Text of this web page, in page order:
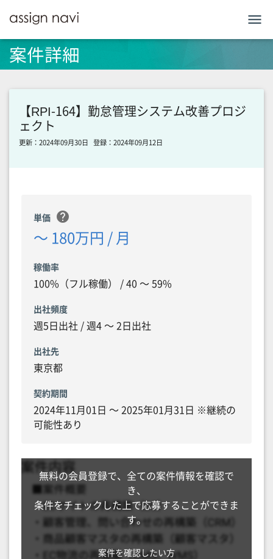
menu
案件詳細
【RPI-164】勤怠管理システム改善プロジ
ェクト
更新：2024年09月30日 登録：2024年09月12日
単価 help
〜 180万円 / 月
稼働率
100%（フル稼働） / 40 〜 59%
出社頻度
週5日出社 / 週4 〜 2日出社
出社先
東京都
契約期間
2024年11月01日 〜 2025年01月31日 ※継続の
可能性あり
無料の会員登録で、全ての案件情報を確認で
き、
条件をチェックした上で応募することができま
す。
案件を確認したい方